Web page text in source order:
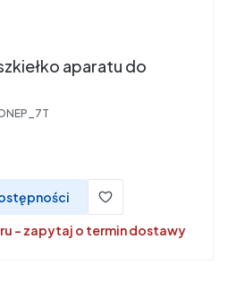
aparatu do
- zapytaj o termin dostawy